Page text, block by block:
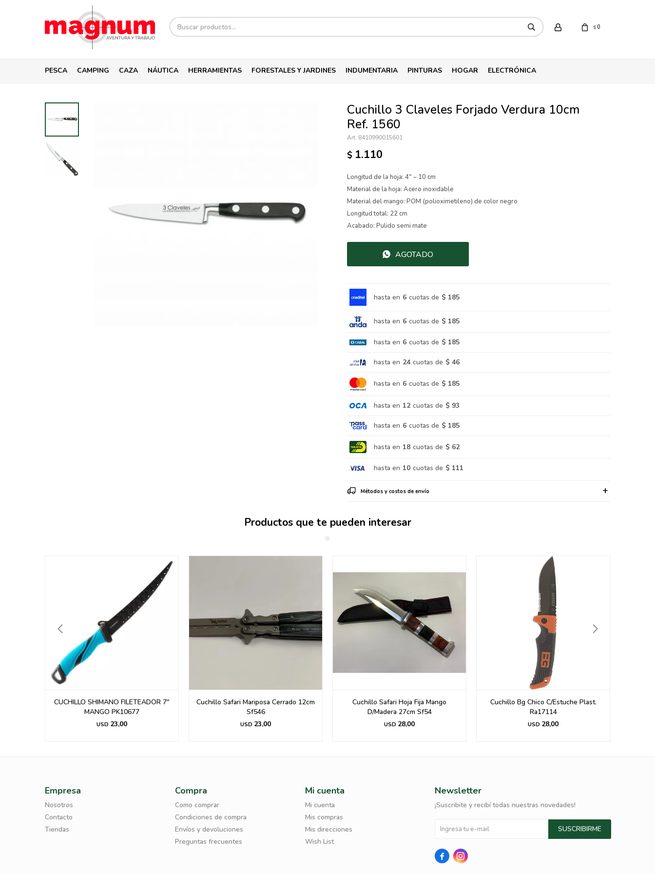
PESCA CAMPING CAZA NÁUTICA HERRAMIENTAS FORESTALES Y JARDINES INDUMENTARIA PINTURAS HOGAR ELECTRÓNICA
$ 0
Cuchillo 3 Claveles Forjado Verdura 10cm
Ref. 1560
8410990015601
$ 1.110
Longitud de la hoja: 4″ – 10 cm
Material de la hoja: Acero inoxidable
Material del mango: POM (polioximetileno) de color negro
Longitud total: 22 cm
Acabado: Pulido semi mate
AGOTADO
hasta en 6 cuotas de $ 185
hasta en 6 cuotas de $ 185
hasta en 6 cuotas de $ 185
hasta en 24 cuotas de $ 46
hasta en 6 cuotas de $ 185
hasta en 12 cuotas de $ 93
hasta en 6 cuotas de $ 185
hasta en 18 cuotas de $ 62
hasta en 10 cuotas de $ 111
Métodos y costos de envío
Productos que te pueden interesar
CUCHILLO SHIMANO FILETEADOR 7"
MANGO PK10677
USD 23,00
Cuchillo Safari Mariposa Cerrado 12cm
Sf546
USD 23,00
Cuchillo Safari Hoja Fija Mango
D/Madera 27cm Sf54
USD 28,00
Cuchillo Bg Chico C/Estuche Plast.
Ra17114
USD 28,00
Empresa
Nosotros
Contacto
Tiendas
Compra
Como comprar
Condiciones de compra
Envíos y devoluciones
Preguntas frecuentes
Mi cuenta
Mi cuenta
Mis compras
Mis direcciones
Wish List
Newsletter
¡Suscribite y recibí todas nuestras novedades!
SUSCRIBIRME
 